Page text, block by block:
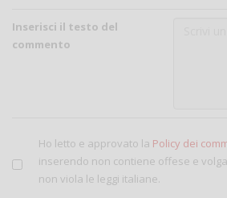
Inserisci il testo del
commento
Ho letto e approvato la Policy dei
inserendo non contiene offese e
non viola le leggi italiane.